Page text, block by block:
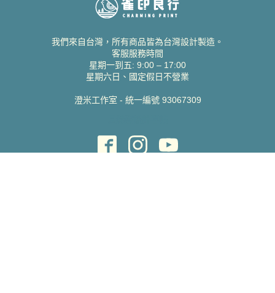
我們來自台灣，所有商品皆為台灣設計製造。
客服服務時間
星期一到五: 9:00 – 17:00
星期六日、國定假日不營業
澄米工作室 - 統一編號 93067309